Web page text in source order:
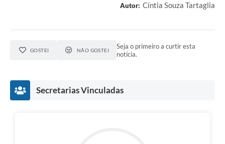
Autor: Cíntia Souza Tartaglia
GOSTEI NÃO GOSTEI
Seja o primeiro a curtir esta
notícia.
Secretarias Vinculadas